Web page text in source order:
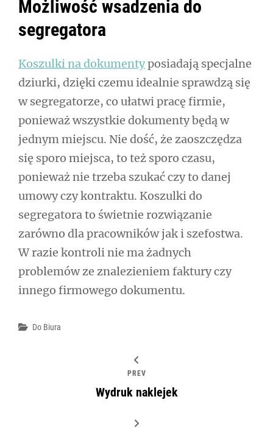
Możliwość wsadzenia do
segregatora
Koszulki na dokumentyposiadają specjalne
dziurki, dzięki czemu idealnie sprawdzą się
w segregatorze, co ułatwi pracę firmie,
ponieważ wszystkie dokumenty będą w
jednym miejscu. Nie dość, że zaoszczędza
się sporo miejsca, to też sporo czasu,
ponieważ nie trzeba szukać czy to danej
umowy czy kontraktu. Koszulki do
segregatora to świetnie rozwiązanie
zarówno dla pracowników jak i szefostwa.
W razie kontroli nie ma żadnych
problemów ze znalezieniem faktury czy
innego firmowego dokumentu.
Categories
Do Biura
PREV
Wydruk naklejek